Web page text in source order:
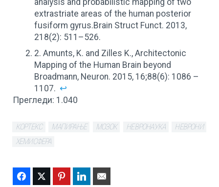
analysis and probabilistic mapping of two
extrastriate areas of the human posterior
fusiform gyrus.Brain Struct Funct. 2013,
218(2): 511–526.
2. Amunts, K. and Zilles K., Architectonic
Mapping of the Human Brain beyond
Broadmann, Neuron. 2015, 16;88(6): 1086 –
1107. ↩
Прегледи: 1.040
КОРТЕКС МАПИРАЊЕ МОЗОК НЕВРОНАУКА
НЕВРОНИ
ХЕМИСФЕРА
FacebookTwitter PinterestLinkedIn